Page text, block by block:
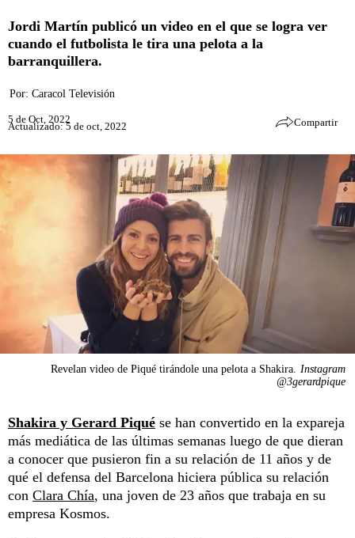
Jordi Martín publicó un video en el que se logra ver
cuando el futbolista le tira una pelota a la
barranquillera.
Por: Caracol Televisión
5 de Oct, 2022
Actualizado: 5 de oct, 2022 Compartir
Revelan video de Piqué tirándole una pelota a Shakira.
Instagram
@3gerardpique
Shakira y Gerard Piqué se han convertido en la expareja
más mediática de las últimas semanas luego de que dieran
a conocer que pusieron fin a su relación de 11 años y de
qué el defensa del Barcelona hiciera pública su relación
con Clara Chía, una joven de 23 años que trabaja en su
empresa Kosmos.